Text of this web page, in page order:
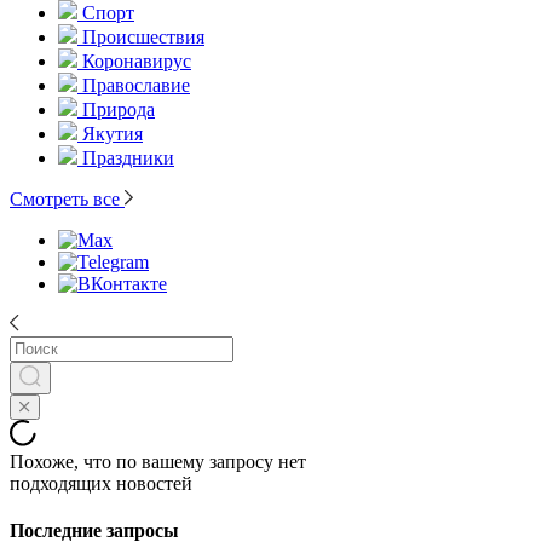
Спорт
Происшествия
Коронавирус
Православие
Природа
Якутия
Праздники
Смотреть все
Похоже, что по вашему запросу нет
подходящих новостей
Последние запросы